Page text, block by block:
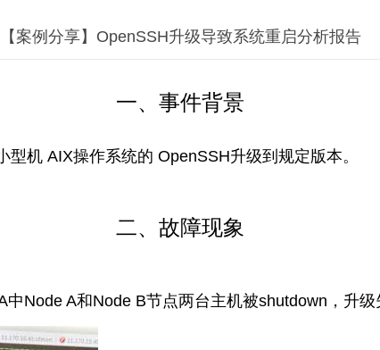
【案例分享】OpenSSH升级导致系统重启分析报告
一、事件背景
机 AIX操作系统的 OpenSSH升级到规定版本。
二、故障现象
Node A和Node B节点两台主机被shutdown，升级